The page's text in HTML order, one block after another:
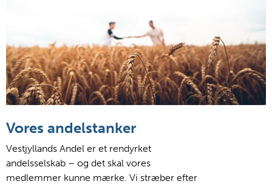
Vores andelstanker
Vestjyllands Andel er et rendyrket
andelsselskab – og det skal vores
medlemmer kunne mærke. Vi stræber efter